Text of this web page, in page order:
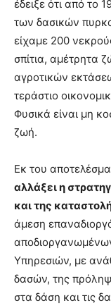
έδειξε ότι από το
των δασικών
είχαμε 200
σπίτια, αμέτρητα
αγροτικών
τεράστιο
Φυσικά είναι μη
ζωή.
Εκ του
αλλάξει η
και της
άμεση
Υπηρεσιών, με
δασών, της
στα δάση και τις